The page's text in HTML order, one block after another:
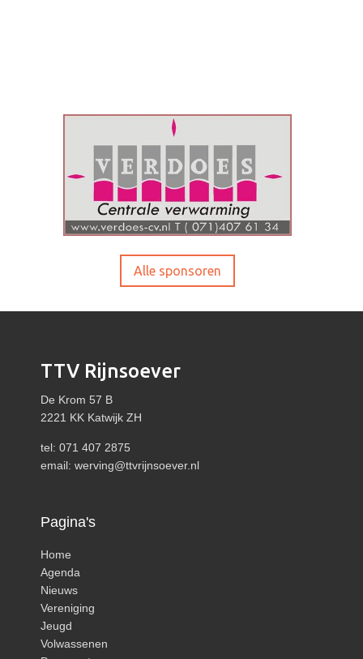
Alle sponsoren
TTV Rijnsoever
De Krom 57 B
2221 KK Katwijk ZH
tel: 071 407 2875
email: werving@ttvrijnsoever.nl
Pagina's
Home
Agenda
Nieuws
Vereniging
Jeugd
Volwassenen